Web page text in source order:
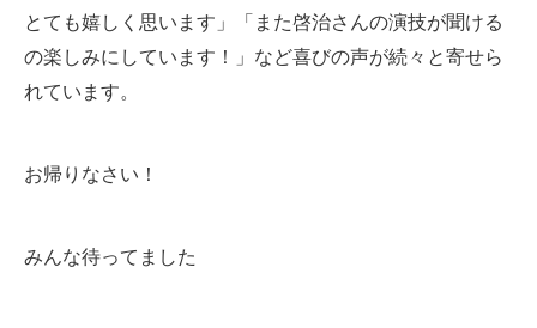
とても嬉しく思います」「また啓治さんの演技が聞ける
の楽しみにしています！」など喜びの声が続々と寄せら
れています。
お帰りなさい！
みんな待ってました